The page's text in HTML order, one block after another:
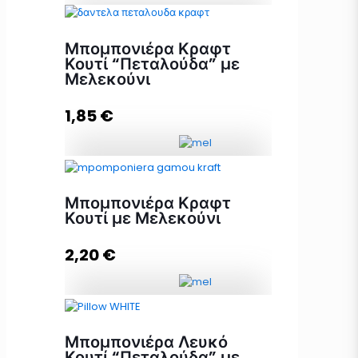
Μπομπονιέρα Κουτί Πουγκί Λευκό
με Μελεκούνι ποσότητα
Προσθήκη στο καλάθι
Μπομπονιέρα Κραφτ
Κουτί “Πεταλούδα” με
Μελεκούνι
1,85€
"Πεταλούδα" με Μελεκούνι
ποσότητα
Προσθήκη στο καλάθι
Μπομπονιέρα Κραφτ
Κουτί με Μελεκούνι
2,20€
Μελεκούνι ποσότητα
Μπομπονιέρα Λευκό